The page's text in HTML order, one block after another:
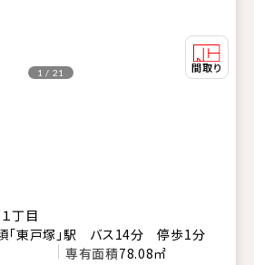
1 / 21
丁目
「東戸塚」駅 バス14分 停歩1分
専有面積78.08㎡